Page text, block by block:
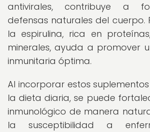
antivirales, contribuye a
defensas naturales del cuerpo.
la espirulina, rica en
minerales, ayuda a promover
inmunitaria óptima.
Al incorporar estos
la dieta diaria, se puede
inmunológico de manera
la susceptibilidad a